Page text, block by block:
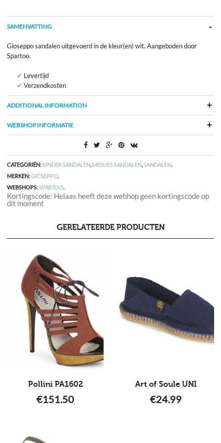
SAMENVATTING
Gioseppo sandalen uitgevoerd in de kleur(en) wit. Aangeboden door
Spartoo.
Levertijd
Verzendkosten
ADDITIONAL INFORMATION
WEBSHOP INFORMATIE
CATEGORIËN: KINDER SANDALEN, MEISJES SANDALEN,SANDALEN.
MERKEN:GIOSEPPO.
WEBSHOPS:SPARTOO.
Kortingscode: Helaas heeft deze webhop geen kortingscode op
dit moment
GERELATEERDE PRODUCTEN
Pollini PA1602
€151.50
Art of Soule UNI
€24.99